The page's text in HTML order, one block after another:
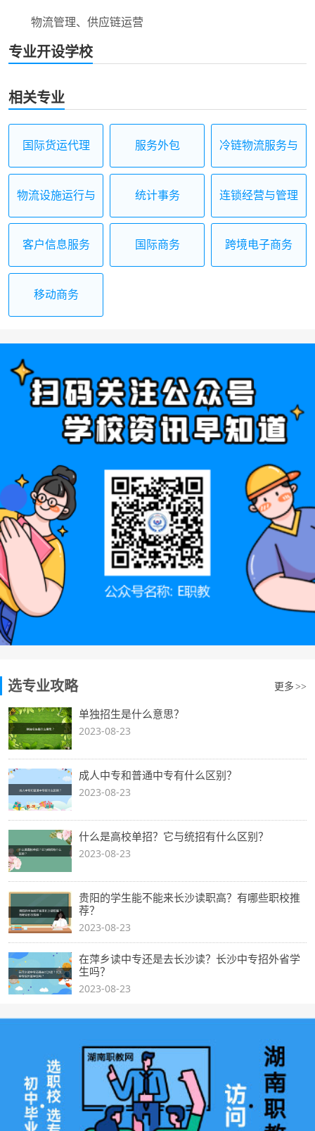
物流管理、供应链运营
专业开设学校
相关专业
国际货运代理 服务外包
冷链物流服务与
物流设施运行与
统计事务 连锁经营与管理
客户信息服务 国际商务 跨境电子商务
移动商务
选专业攻略 更多 >>
单独招生是什么意思？
2023-08-23
成人中专和普通中专有什么区别？
2023-08-23
什么是高校单招？它与统招有什么区别？
2023-08-23
贵阳的学生能不能来长沙读职高？有哪些职校推
荐？
2023-08-23
在萍乡读中专还是去长沙读？长沙中专招外省学
生吗？
2023-08-23